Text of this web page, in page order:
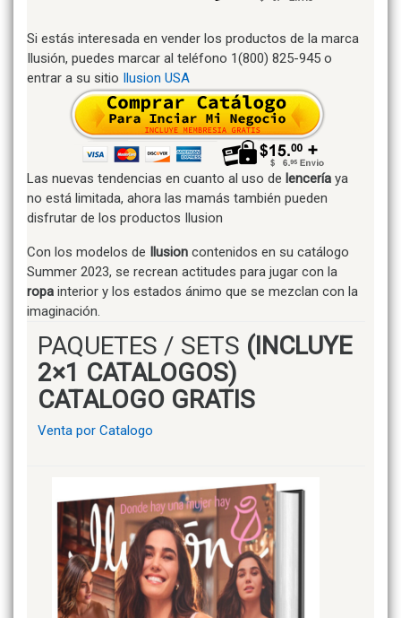
Si estás interesada en vender los productos de la marca
Ilusión, puedes marcar al teléfono 1(800) 825-945 o
entrar a su sitio Ilusion USA
Las nuevas tendencias en cuanto al uso de lencería ya
no está limitada, ahora las mamás también pueden
disfrutar de los productos Ilusion
Con los modelos de Ilusion contenidos en su catálogo
Summer 2023, se recrean actitudes para jugar con la
ropa interior y los estados ánimo que se mezclan con la
imaginación.
PAQUETES / SETS (INCLUYE
2×1 CATALOGOS)
CATALOGO GRATIS
Venta por Catalogo